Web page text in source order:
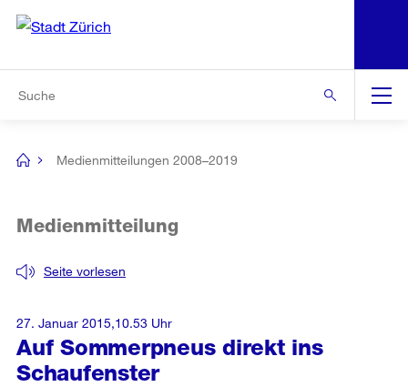
Navigation
[no
Medienmitteilungen 2008–2019
Auf Sommerpneus direkt ins
Schaufenster
Seite vorlesen
Medienmitteilung
27. Januar 2015,10.53 Uhr